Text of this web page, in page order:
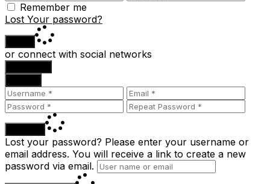
Remember me
Lost Your password?
or connect with social networks
Lost your password? Please enter your username or
email address. You will receive a link to create a new
password via email.